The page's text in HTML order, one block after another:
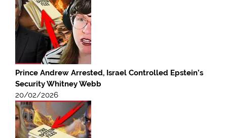
Prince Andrew Arrested, Israel Controlled Epstein’s
Security Whitney Webb
20/02/2026